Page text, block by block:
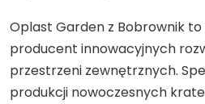
Oplast Garden z Bobrownik
producent innowacyjnych
przestrzeni zewnętrznych.
produkcji nowoczesnych